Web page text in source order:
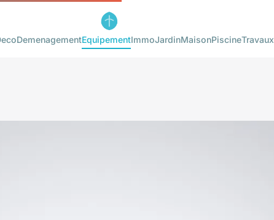
DemenagementEquipementImmoJardinMaisonPiscineTravaux